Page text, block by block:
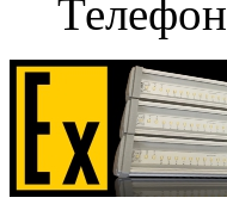
Телефон